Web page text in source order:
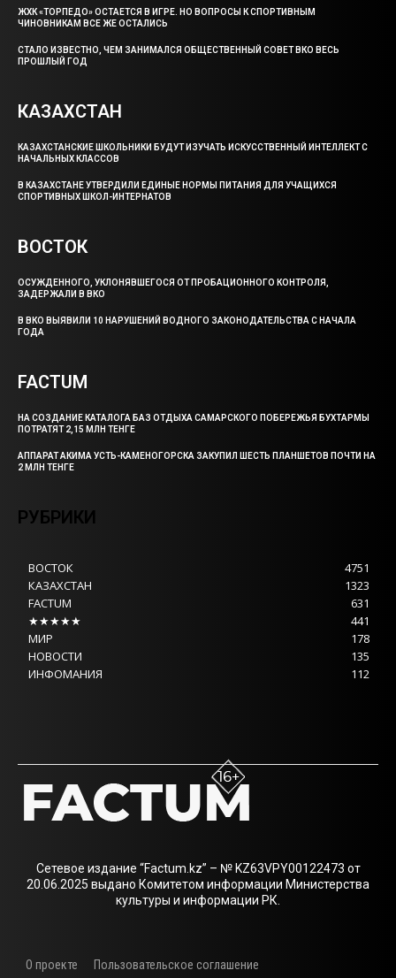
ЖХК «ТОРПЕДО» ОСТАЕТСЯ В ИГРЕ. НО ВОПРОСЫ К СПОРТИВНЫМ
ЧИНОВНИКАМ ВСЕ ЖЕ ОСТАЛИСЬ
СТАЛО ИЗВЕСТНО, ЧЕМ ЗАНИМАЛСЯ ОБЩЕСТВЕННЫЙ СОВЕТ ВКО ВЕСЬ
ПРОШЛЫЙ ГОД
КАЗАХСТАН
КАЗАХСТАНСКИЕ ШКОЛЬНИКИ БУДУТ ИЗУЧАТЬ ИСКУССТВЕННЫЙ ИНТЕЛЛЕКТ С
НАЧАЛЬНЫХ КЛАССОВ
В КАЗАХСТАНЕ УТВЕРДИЛИ ЕДИНЫЕ НОРМЫ ПИТАНИЯ ДЛЯ УЧАЩИХСЯ
СПОРТИВНЫХ ШКОЛ-ИНТЕРНАТОВ
ВОСТОК
ОСУЖДЕННОГО, УКЛОНЯВШЕГОСЯ ОТ ПРОБАЦИОННОГО КОНТРОЛЯ,
ЗАДЕРЖАЛИ В ВКО
В ВКО ВЫЯВИЛИ 10 НАРУШЕНИЙ ВОДНОГО ЗАКОНОДАТЕЛЬСТВА С НАЧАЛА
ГОДА
FACTUM
НА СОЗДАНИЕ КАТАЛОГА БАЗ ОТДЫХА САМАРСКОГО ПОБЕРЕЖЬЯ БУХТАРМЫ
ПОТРАТЯТ 2,15 МЛН ТЕНГЕ
АППАРАТ АКИМА УСТЬ-КАМЕНОГОРСКА ЗАКУПИЛ ШЕСТЬ ПЛАНШЕТОВ ПОЧТИ НА
2 МЛН ТЕНГЕ
РУБРИКИ
ВОСТОК
4751
КАЗАХСТАН
1323
FACTUM
631
★★★★★
441
МИР
178
НОВОСТИ
135
ИНФОМАНИЯ
112
Сетевое издание “Factum.kz” – № KZ63VPY00122473 от
20.06.2025 выдано Комитетом информации Министерства
культуры и информации РК.
О проекте Пользовательское соглашение